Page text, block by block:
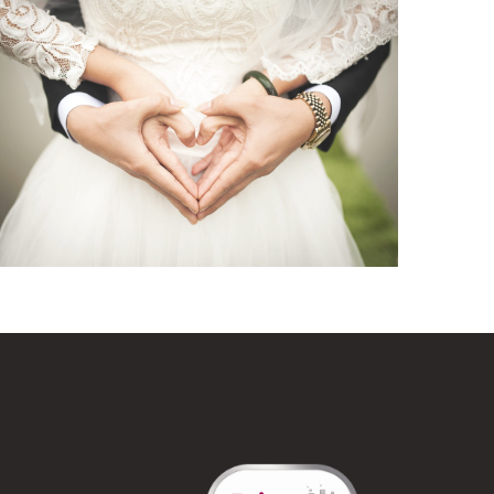
Hochzeitsfotografie mit liebe
zum Detail
Hochzeit Hochzeitsfotogratfie